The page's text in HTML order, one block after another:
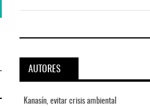
equipamiento para mo ...
AUTORES
Kanasín, evitar crisis ambiental